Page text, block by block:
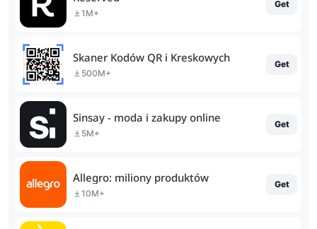
1M+
Get
Skaner Kodów QR i Kreskowych
500M+
Get
Sinsay - moda i zakupy online
5M+
Get
Allegro: miliony produktów
10M+
Get